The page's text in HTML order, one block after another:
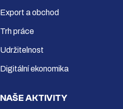
Export a obchod
Trh práce
Udržitelnost
Digitální ekonomika
NAŠE AKTIVITY